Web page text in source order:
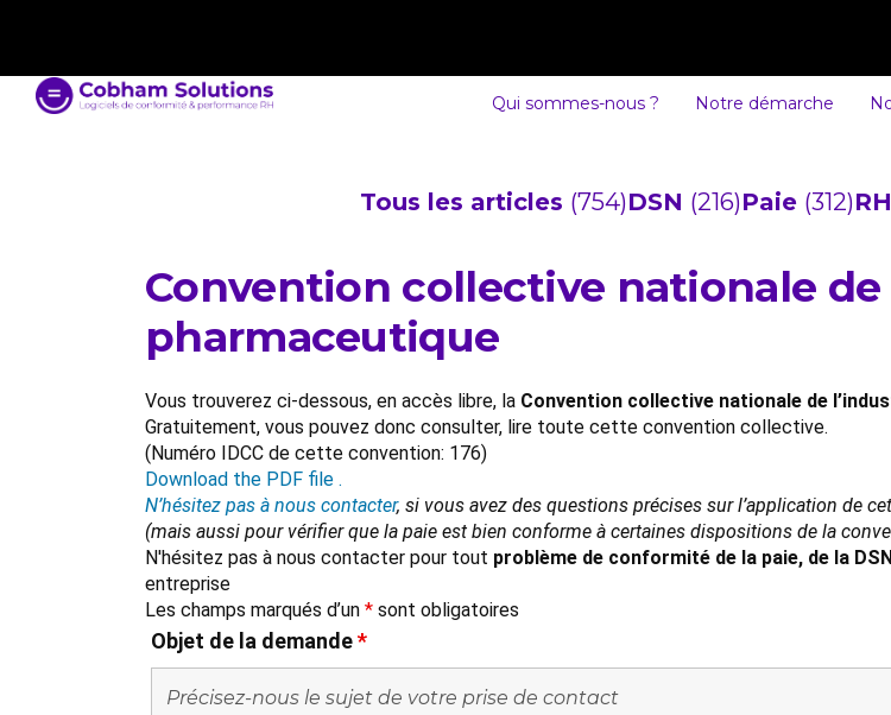
Qui sommes-nous ? Notre démarche
Tous les articles (754)DSN (216)Paie (312)RH
Convention collective nationale de
pharmaceutique
Vous trouverez ci-dessous, en accès libre, la Convention collective nationale de
Gratuitement, vous pouvez donc consulter, lire toute cette convention collective.
(Numéro IDCC de cette convention: 176)
Download the PDF file .
N’hésitez pas à nous contacter, si vous avez des questions précises sur l’application de
(mais aussi pour vérifier que la paie est bien conforme à certaines dispositions de la
N'hésitez pas à nous contacter pour tout problème de conformité de la paie, de la
entreprise
Les champs marqués d’un * sont obligatoires
Objet de la demande*